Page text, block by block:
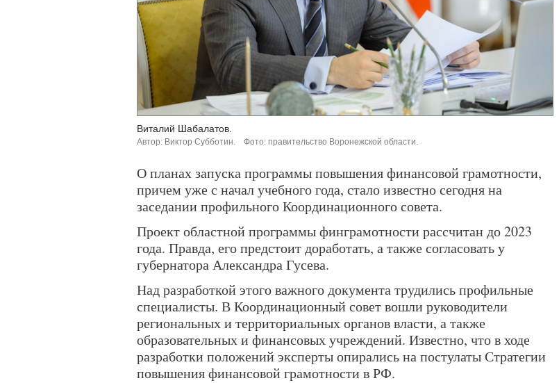
Виталий Шабалатов.
Автор: Виктор Субботин. Фото: правительство Воронежской области.
О планах запуска программы повышения финансовой грамотности,
причем уже с начал учебного года, стало известно сегодня на
заседании профильного Координационного совета.
Проект областной программы финграмотности рассчитан до 2023
года. Правда, его предстоит доработать, а также согласовать у
губернатора Александра Гусева.
Над разработкой этого важного документа трудились профильные
специалисты. В Координационный совет вошли руководители
региональных и территориальных органов власти, а также
образовательных и финансовых учреждений. Известно, что в ходе
разработки положений эксперты опирались на постулаты Стратегии
повышения финансовой грамотности в РФ.